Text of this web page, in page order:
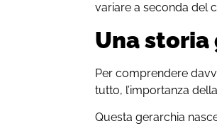
variare a seconda del
Una
Per comprendere
tutto, l’importanza
Questa gerarchia